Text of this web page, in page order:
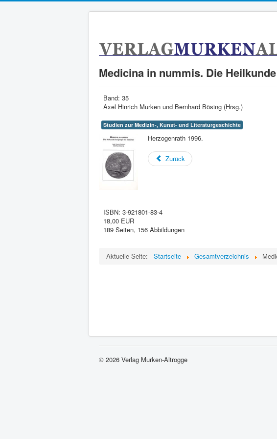
Medicina in nummis. Die
Band: 35
Axel Hinrich Murken und Bernhard Bösing (Hrsg.)
Studien zur Medizin-, Kunst- und Literaturgeschichte
Herzogenrath 1996.
Zurück
ISBN: 3-921801-83-4
18,00 EUR
189 Seiten, 156 Abbildungen
Aktuelle Seite: Startseite Gesamtverzeichnis
© 2026 Verlag Murken-Altrogge